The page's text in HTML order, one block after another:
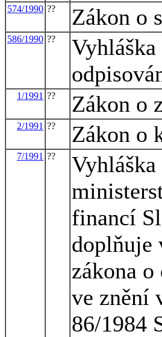
574/1990 ?? Zákon o
586/1990 ??
1/1991 ?? Zákon o
2/1991 ?? Zákon o
7/1991 ??
financí
doplňuje
zákona
ve znění
86/1984